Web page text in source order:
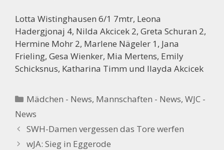
Lotta Wistinghausen 6/1 7mtr, Leona
Hadergjonaj 4, Nilda Akcicek 2, Greta Schuran 2,
Hermine Mohr 2, Marlene Nägeler 1, Jana
Frieling, Gesa Wienker, Mia Mertens, Emily
Schicksnus, Katharina Timm und Ilayda Akcicek
Kategorien
Mädchen - News, Mannschaften - News,WJC -
News
SWH-Damen vergessen das Tore werfen
wJA: Sieg in Eggerode